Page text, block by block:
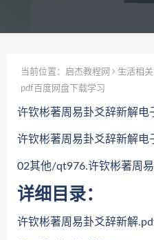
当前位置： 启杰教程网 生活相关
pdf百度网盘下载学习
许钦彬著周易卦爻辞新解
许钦彬著周易卦爻辞新解电
02其他/qt976.许钦彬著周
详细目录：
许钦彬著周易卦爻辞新解